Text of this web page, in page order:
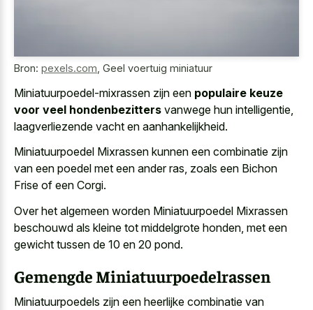
Bron: pexels.com Geel voertuig miniatuur
Miniatuurpoedel-mixrassen zijn een populaire keuze
voor veel hondenbezitters vanwege hun intelligentie,
laagverliezende vacht en aanhankelijkheid.
Miniatuurpoedel Mixrassen kunnen een combinatie zijn
van een poedel met een ander ras, zoals een Bichon
Frise of een Corgi.
Over het algemeen worden Miniatuurpoedel Mixrassen
beschouwd als kleine tot middelgrote honden, met een
gewicht tussen de 10 en 20 pond.
Gemengde Miniatuurpoedelrassen
Miniatuurpoedels zijn een heerlijke combinatie van